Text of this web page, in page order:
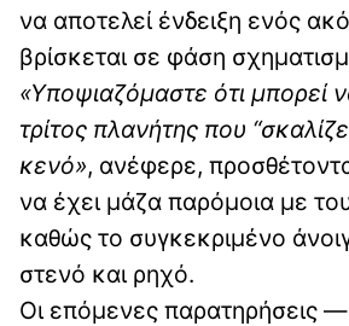
να αποτελεί ένδειξη ενός
βρίσκεται σε φάση
«Υποψιαζόμαστε ότι μπορεί
τρίτος πλανήτης που
κενό», ανέφερε,
να έχει μάζα παρόμοια με
καθώς το συγκεκριμένο
στενό και ρηχό.
Οι επόμενες παρατηρήσεις